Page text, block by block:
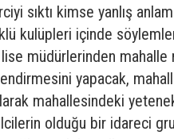
sıktı kimse yanlış
kulüpleri içinde
müdürlerinden mahalle
yapacak,
mahallesindeki
olduğu bir idareci